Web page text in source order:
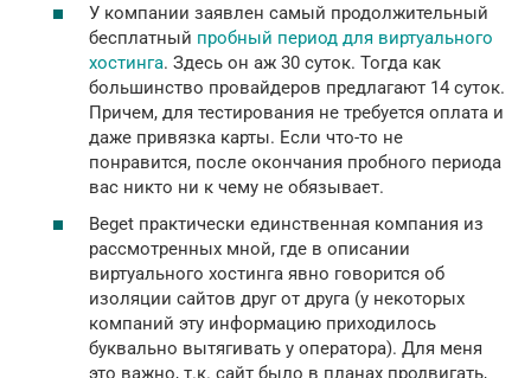
У компании заявлен самый продолжительный
бесплатный пробный период для виртуального
хостинга. Здесь он аж 30 суток. Тогда как
большинство провайдеров предлагают 14 суток.
Причем, для тестирования не требуется оплата и
даже привязка карты. Если что-то не
понравится, после окончания пробного периода
вас никто ни к чему не обязывает.
Beget практически единственная компания из
рассмотренных мной, где в описании
виртуального хостинга явно говорится об
изоляции сайтов друг от друга (у некоторых
компаний эту информацию приходилось
буквально вытягивать у оператора). Для меня
это важно, т.к. сайт было в планах продвигать,